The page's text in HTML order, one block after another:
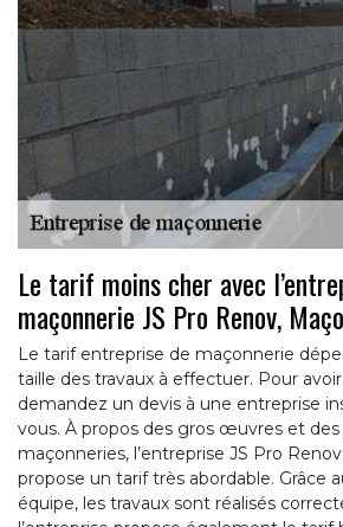
Le tarif moins cher avec
maçonnerie JS Pro Renov,
Le tarif entreprise de maçonnerie
taille des travaux à effectuer. Pour
demandez un devis à une entreprise
vous. À propos des gros œuvres et
maçonneries, l’entreprise JS Pro
propose un tarif très abordable. Grâce
équipe, les travaux sont réalisés